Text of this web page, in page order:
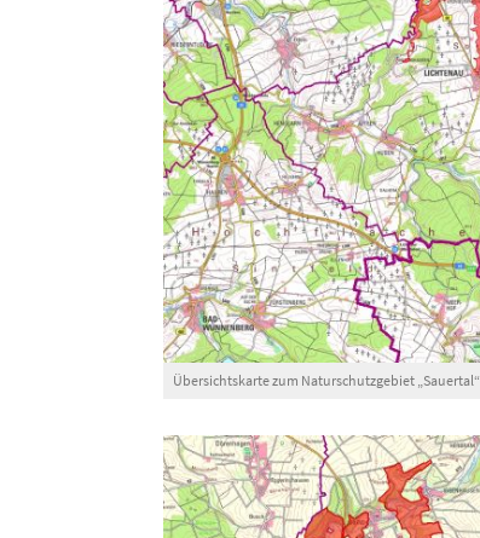
Übersichtskarte zum Naturschutzgebiet „Sauertal“